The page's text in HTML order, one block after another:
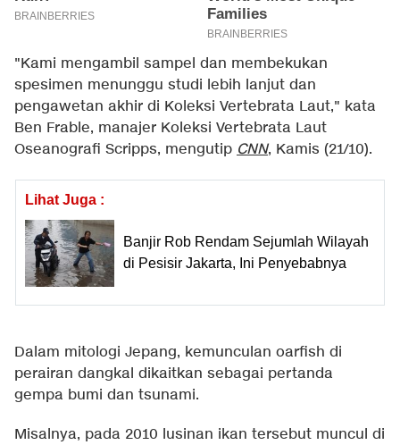
"Kami mengambil sampel dan membekukan
spesimen menunggu studi lebih lanjut dan
pengawetan akhir di Koleksi Vertebrata Laut," kata
Ben Frable, manajer Koleksi Vertebrata Laut
Oseanografi Scripps, mengutip CNN, Kamis (21/10).
Lihat Juga :
Banjir Rob Rendam Sejumlah Wilayah
di Pesisir Jakarta, Ini Penyebabnya
Dalam mitologi Jepang, kemunculan oarfish di
perairan dangkal dikaitkan sebagai pertanda
gempa bumi dan tsunami.
Misalnya, pada 2010 lusinan ikan tersebut muncul di